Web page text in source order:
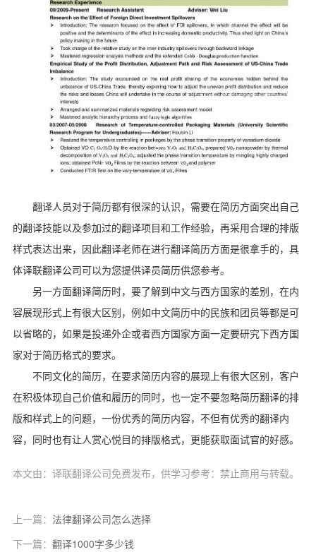
翻译人员对于简历都有很深的认识，需要在简历方面突出自己
的翻译技能以及参加过的翻译项目和工作经验，再采用合理的排版
样式表达出来，因此翻译老师在进行翻译简历方面是很拿手的，具
体译联翻译公司可以为您提供译员简历供您参考。
另一方面翻译简历时，要了解到中文与西方国家的差别，在内
容展现形式上有很大区别，例如中文简历中的民族和团员等都是可
以省略的，如果是投递外企或者西方国家方面一定要研究下西方国
家对于简历格式的要求。
不同文化的简历，在要求简历内容的展现上有很大区别，客户
在积极体现自己价值和履历的同时，也一定不要忽略简历翻译的排
版和样式上的问题，一份优秀的简历内容，不但有优秀的翻译内
容，同时也有让人赏心悦目的排版格式，更能获取面试官的好感。
本文由：译联翻译公司免费发布，供学习参考：禁止商用与转载。
上一篇： 法律翻译公司怎么选择
下一篇： 翻译1000字多少钱